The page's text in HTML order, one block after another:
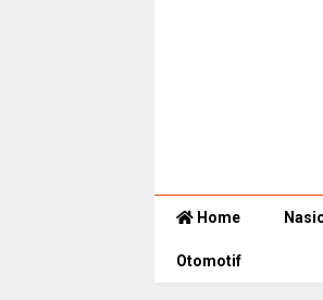
Home
Otomotif